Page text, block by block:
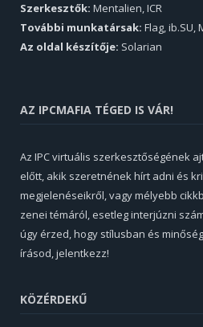
Szerkesztők: Mentalien, ICR
További munkatársak: Flag, ib.SU,
Az oldal készítője: Solarian
AZ IPCMAFIA TÉGED IS VÁR!
Az IPC virtuális szerkesztőségének
előtt, akik szeretnének hírt adni és
megjelenéseikről, vagy mélyebb
zenei témáról, esetleg interjúzni
úgy érzed, hogy stílusban és
írásod, jelentkezz!
KÖZÉRDEKŰ